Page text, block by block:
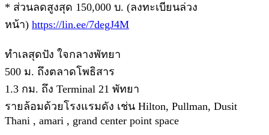
* ส่วนลดสูงสุด 150,000 บ. (ลงทะเบียนล่วง
หน้า) https://lin.ee/7degJ4M
ทำเลสุดปัง ใจกลางพัทยา
500 ม. ถึงตลาดโพธิสาร
1.3 กม. ถึง Terminal 21 พัทยา
รายล้อมด้วยโรงแรมดัง เช่น Hilton, Pullman, Dusit
Thani , amari , grand center point space